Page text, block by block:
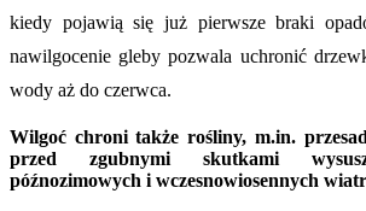
kiedy pojawią się już pierwsze braki
nawilgocenie gleby pozwala uchronić
wody aż do czerwca.
Wilgoć chroni także rośliny, m.in.
przed zgubnymi skutkami
późnozimowych i wczesnowiosennych